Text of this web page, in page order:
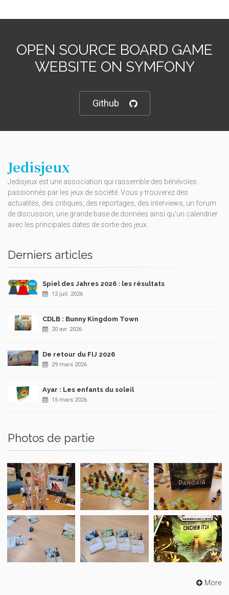
OPEN SOURCE BOARD GAME
WEBSITE ON SYMFONY
Github
Jedisjeux
Jedisjeux est une association qui rassemble des bénévoles
passionnés par les jeux de société. Vous y trouverez des
actualités, des critiques, des reportages, des interviews, un forum
de discussion, une grande base de données ainsi qu’un calendrier
avec les principales dates de sortie des jeux.
Derniers articles
Spiel des Jahres 2026 : les résultats
12 juil. 2026
CDLB : Bunny Kingdom Town
20 avr. 2026
De retour du FIJ 2026
29 mars 2026
Ayar : Les enfants du soleil
15 mars 2026
Photos de partie
More